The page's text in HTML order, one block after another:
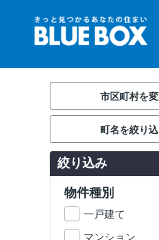
市区町村を
町名を絞り
絞り込み
物件種別
一戸建て
マンション